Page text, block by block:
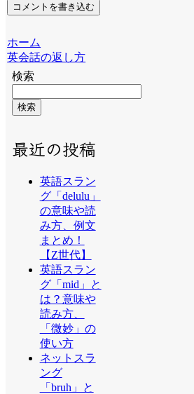
コメントを書き込む
ホーム
英会話の返し方
検索
検索
最近の投稿
英語スラン
グ「delulu」
の意味や読
み方、例文
まとめ！
【Z世代】
英語スラン
グ「mid」と
は？意味や
読み方、
「微妙」の
使い方
ネットスラ
ング
「bruh」と